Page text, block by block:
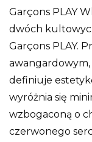
Garçons PLAY
dwóch
Garçons PLAY.
definiuje
wyróżnia się
wzbogaconą o
czerwonego